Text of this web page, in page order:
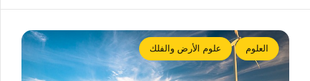
العلوم علوم الأرض والفلك